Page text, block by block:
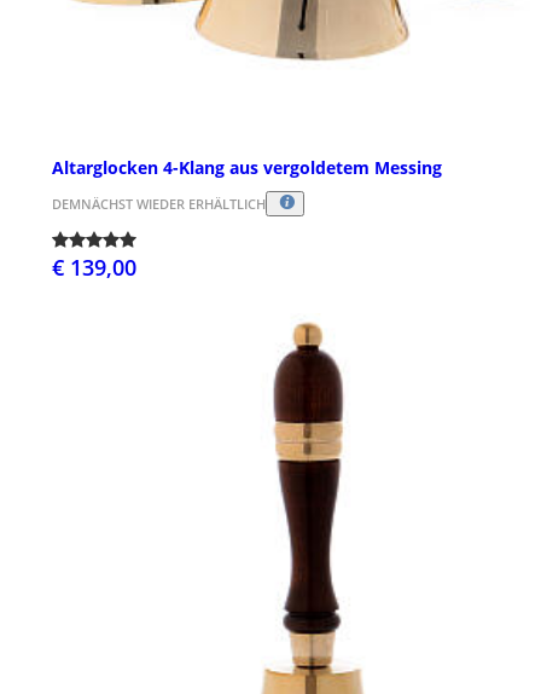
Altarglocken 4-Klang aus vergoldetem Messing
DEMNÄCHST WIEDER ERHÄLTLICH
€ 139,00